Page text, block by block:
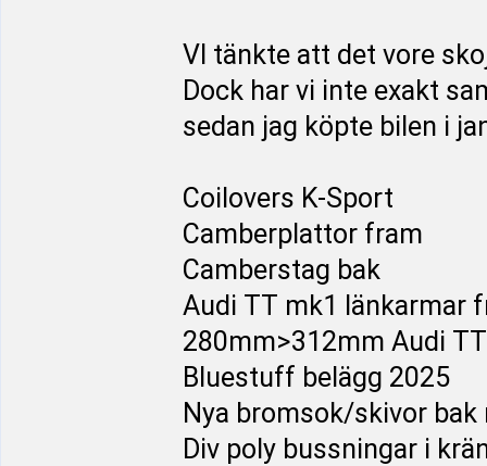
VI tänkte att det vore
Dock har vi inte exakt
sedan jag köpte bilen i
Coilovers K-Sport
Camberplattor fram
Camberstag bak
Audi TT mk1 länkarmar
280mm>312mm Audi
Bluestuff belägg 2025
Nya bromsok/skivor bak
Div poly bussningar i